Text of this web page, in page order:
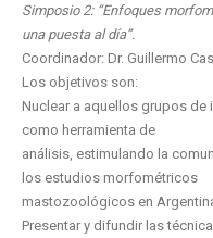
Simposio 2: “Enfoques
una puesta al día”.
Coordinador: Dr. Guillermo
Los objetivos son:
Nuclear a aquellos grupos
como herramienta de
análisis, estimulando la
los estudios morfométricos
mastozoológicos en
Presentar y difundir las